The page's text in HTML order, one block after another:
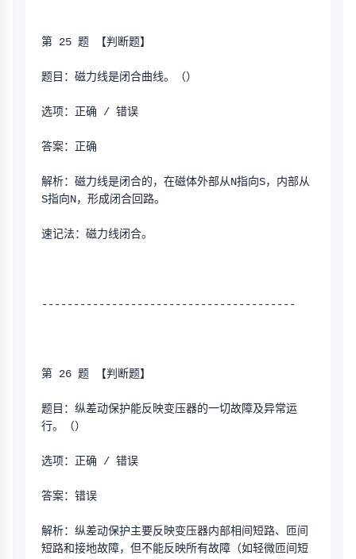
第 25 题 【判断题】
题目：磁力线是闭合曲线。（）
选项：正确 / 错误
答案：正确
解析：磁力线是闭合的，在磁体外部从N指向S，内部从
S指向N，形成闭合回路。
速记法：磁力线闭合。
----------------------------------------
第 26 题 【判断题】
题目：纵差动保护能反映变压器的一切故障及异常运
行。（）
选项：正确 / 错误
答案：错误
解析：纵差动保护主要反映变压器内部相间短路、匝间
短路和接地故障，但不能反映所有故障（如轻微匝间短